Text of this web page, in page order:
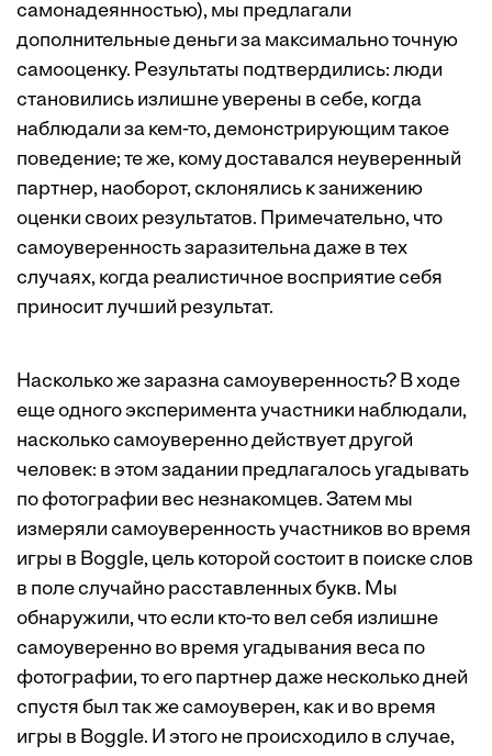
самонадеянностью), мы предлагали
дополнительные деньги за максимально точную
самооценку. Результаты подтвердились: люди
становились излишне уверены в себе, когда
наблюдали за кем-то, демонстрирующим такое
поведение; те же, кому доставался неуверенный
партнер, наоборот, склонялись к занижению
оценки своих результатов. Примечательно, что
самоуверенность заразительна даже в тех
случаях, когда реалистичное восприятие себя
приносит лучший результат.
Насколько же заразна самоуверенность? В ходе
еще одного эксперимента участники наблюдали,
насколько самоуверенно действует другой
человек: в этом задании предлагалось угадывать
по фотографии вес незнакомцев. Затем мы
измеряли самоуверенность участников во время
игры в Boggle, цель которой состоит в поиске слов
в поле случайно расставленных букв. Мы
обнаружили, что если кто-то вел себя излишне
самоуверенно во время угадывания веса по
фотографии, то его партнер даже несколько дней
спустя был так же самоуверен, как и во время
игры в Boggle. И этого не происходило в случае,